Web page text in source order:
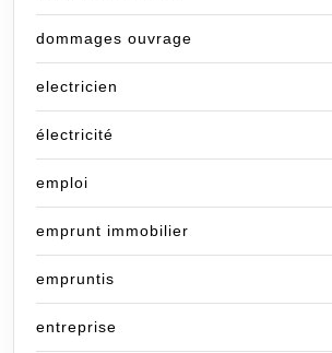
dommages ouvrage
electricien
électricité
emploi
emprunt immobilier
empruntis
entreprise